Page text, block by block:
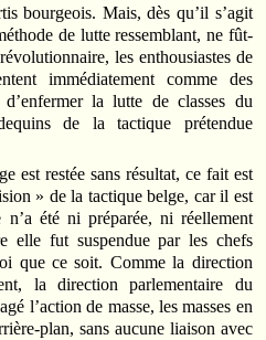
bourgeois. Mais, dès qu’il s’agit
de lutte ressemblant, ne fût-
les enthousiastes de
immédiatement comme des
la lutte de classes du
de la tactique prétendue
est restée sans résultat, ce fait est
» de la tactique belge, car il est
été ni préparée, ni réellement
elle fut suspendue par les chefs
que ce soit. Comme la direction
la direction parlementaire du
l’action de masse, les masses en
plan, sans aucune liaison avec